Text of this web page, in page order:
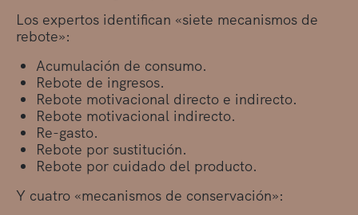
Los expertos identifican «siete mecanismos de
rebote»:
Acumulación de consumo.
Rebote de ingresos.
Rebote motivacional directo e indirecto.
Rebote motivacional indirecto.
Re-gasto.
Rebote por sustitución.
Rebote por cuidado del producto.
Y cuatro «mecanismos de conservación»: